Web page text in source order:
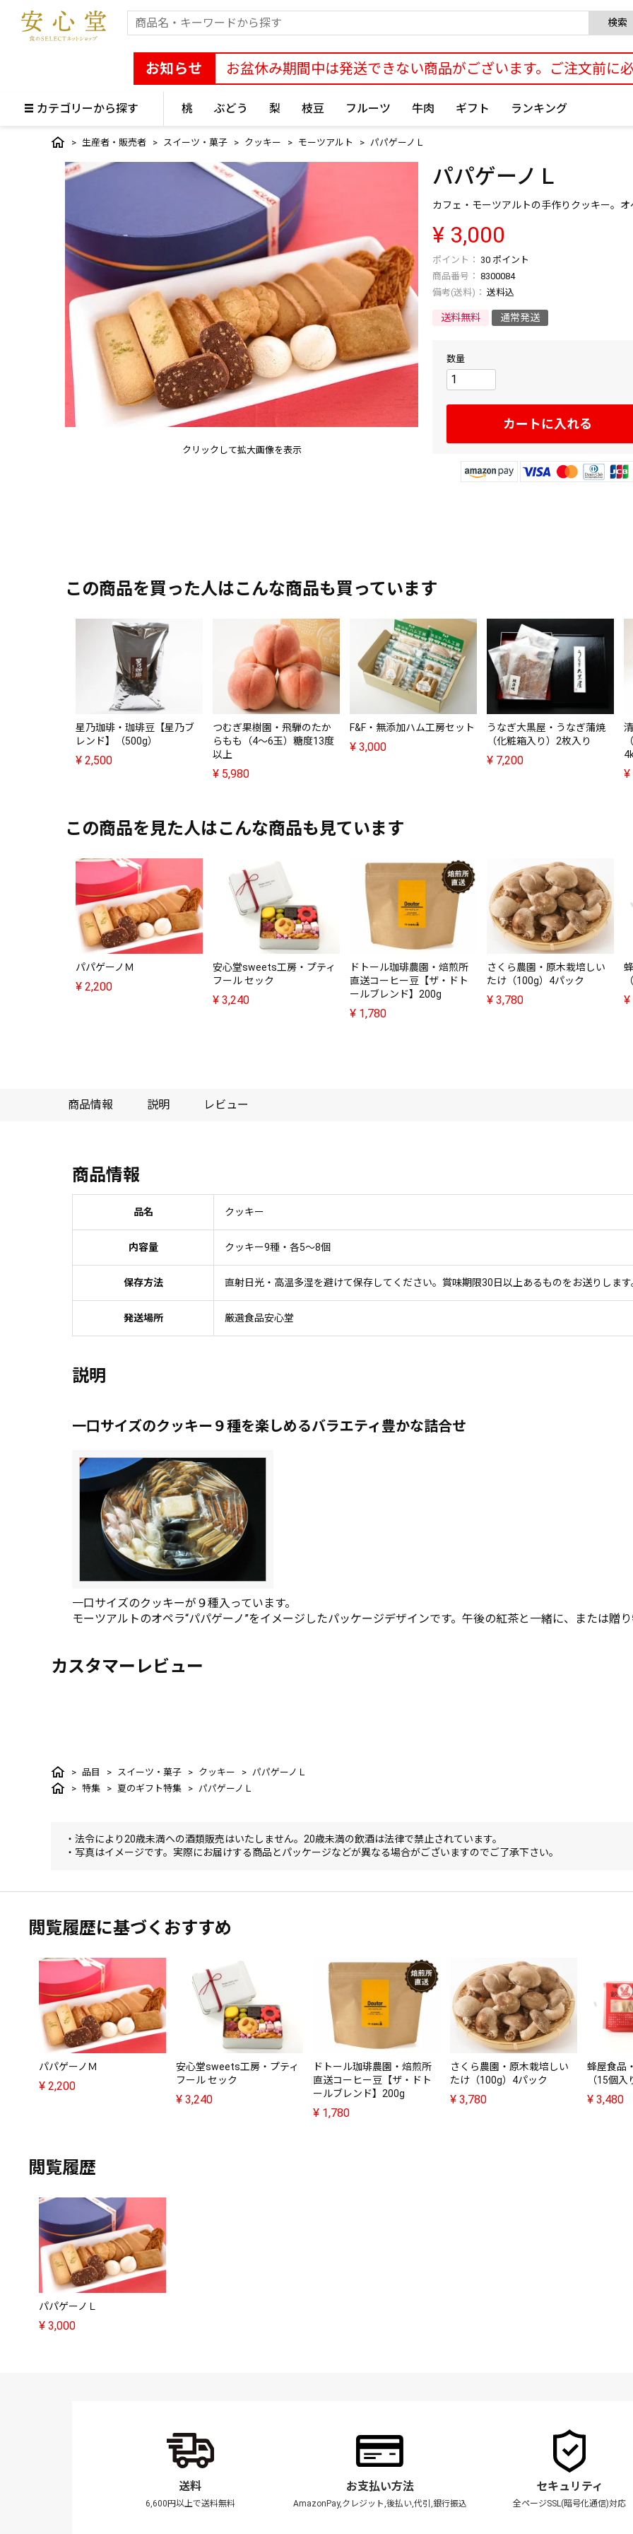
検索
お知らせ お盆休み期間中は発送できない商品がございます。ご注文前に
カテゴリーから探す 桃 ぶどう 梨 枝豆 フルーツ 牛肉 ギフト ランキング
生産者・販売者 スイーツ・菓子 クッキー モーツアルト パパゲーノＬ
クリックして拡大画像を表示
パパゲーノＬ
カフェ・モーツアルトの手作りクッキー。
¥ 3,000
30 ポイント
商品番号
8300084
送料込
送料無料 通常発送
カートに入れる
この商品を買った人はこんな商品も買っています
星乃珈琲・珈琲豆【星乃ブ
レンド】（500g）
¥ 2,500
つむぎ果樹園・飛騨のたか
らもも（4～6玉）糖度13度
以上
¥ 5,980
F&F・無添加ハム工房セット
¥ 3,000
うなぎ大黒屋・うなぎ蒲焼
（化粧箱入り）2枚入り
¥ 7,200
¥
この商品を見た人はこんな商品も見ています
パパゲーノＭ
¥ 2,200
安心堂sweets工房・プティ
フール セック
¥ 3,240
ドトール珈琲農園・焙煎所
直送コーヒー豆【ザ・ドト
ールブレンド】200g
¥ 1,780
さくら農園・原木栽培しい
たけ（100g）4パック
¥ 3,780 ¥
商品情報 説明 レビュー
商品情報
品名 クッキー
内容量 クッキー9種・各5～8個
保存方法 直射日光・高温多湿を避けて保存してください。賞味期限30日以上あるものをお送りします
発送場所 厳選食品安心堂
説明
一口サイズのクッキー９種を楽しめるバラエティ豊かな詰合せ
一口サイズのクッキーが９種入っています。
モーツアルトのオペラ“パパゲーノ”をイメージしたパッケージデザインです。午後の紅茶と一緒に、または贈
カスタマーレビュー
品目 スイーツ・菓子 クッキー
パパゲーノＬ
特集
夏のギフト特集 パパゲーノＬ
・法令により20歳未満への酒類販売はいたしません。20歳未満の飲酒は法律で禁止されています。
・写真はイメージです。実際にお届けする商品とパッケージなどが異なる場合がございますのでご了承下さい。
閲覧履歴に基づくおすすめ
パパゲーノＭ
¥ 2,200
安心堂sweets工房・プティ
フール セック
¥ 3,240
ドトール珈琲農園・焙煎所
直送コーヒー豆【ザ・ドト
ールブレンド】200g
¥ 1,780
さくら農園・原木栽培しい
たけ（100g）4パック
¥ 3,780
蜂屋食品
（15個
¥ 3,480
閲覧履歴
パパゲーノＬ
¥ 3,000
送料
6,600円以上で送料無料
お支払い方法
AmazonPay,クレジット,後払い,代引,銀行振込
セキュリティ
全ページSSL(暗号化通信)対応